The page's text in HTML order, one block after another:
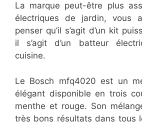
La marque peut-être plus
électriques de jardin, vous
penser qu’il s’agit d’un kit
il s’agit d’un batteur
cuisine.
Le Bosch mfq4020 est un
élégant disponible en trois
menthe et rouge. Son
très bons résultats dans tous